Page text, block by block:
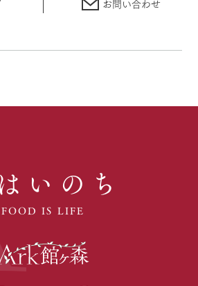
お問い合わせ
いのち
FOOD IS LIFE